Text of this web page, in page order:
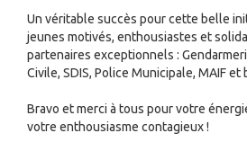
Un véritable succès pour cette belle
jeunes motivés, enthousiastes et
partenaires exceptionnels :
Civile, SDIS, Police Municipale, MAIF et
Bravo et merci à tous pour votre
votre enthousiasme contagieux !